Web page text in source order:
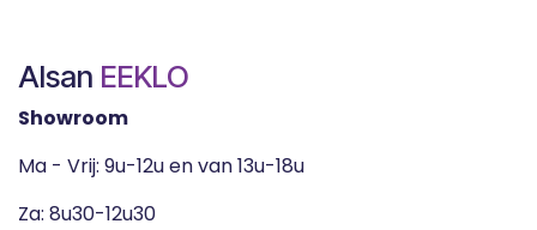
Alsan EEKLO
Showroom
Ma - Vrij: 9u-12u en van 13u-18u
Za: 8u30-12u30